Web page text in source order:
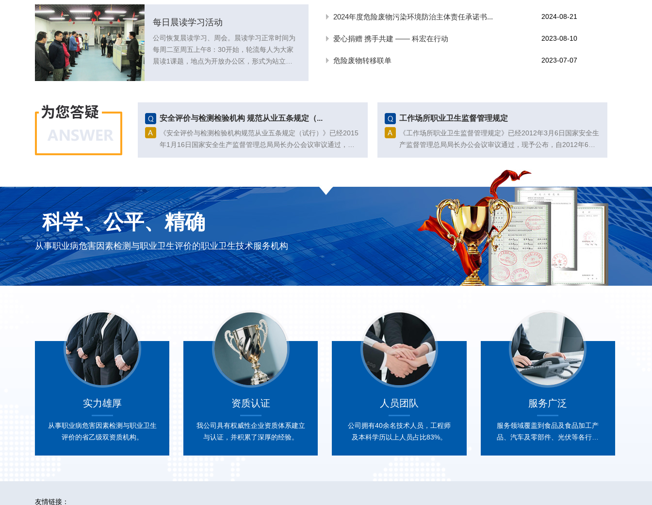
每日晨读学习活动
公司恢复晨读学习、周会。晨读学习正常时间为
每周二至周五上午8：30开始，轮流每人为大家
晨读1课题，地点为开放办公区，形式为站立。
2024年度危险废物污染环境防治主体责任承诺书... 2024-08-21
爱心捐赠 携手共建 —— 科宏在行动 2023-08-10
危险废物转移联单 2023-07-07
安全评价与检测检验机构 规范从业五条规定（...
《安全评价与检测检验机构规范从业五条规定（试行）》已经2015
年1月16日国家安全生产监督管理总局局长办公会议审议通过，现
予公布，自公布之日起施...
工作场所职业卫生监督管理规定
《工作场所职业卫生监督管理规定》已经2012年3月6日国家安全生
产监督管理总局局长办公会议审议通过，现予公布，自2012年6月1
日起施行。国家安全生产...
科学、公平、精确
从事职业病危害因素检测与职业卫生评价的职业卫生技术服务机构
实力雄厚
从事职业病危害因素检测与职业卫生
评价的省乙级双资质机构。
资质认证
我公司具有权威性企业资质体系建立
与认证，并积累了深厚的经验。
人员团队
公司拥有40余名技术人员，工程师
及本科学历以上人员占比83%。
服务广泛
服务领域覆盖到食品及食品加工产
品、汽车及零部件、光伏等各行各
友情链接：